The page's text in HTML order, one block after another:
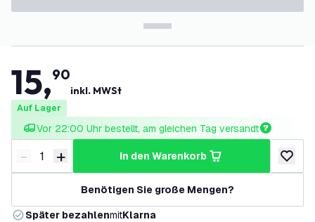
15,90
inkl. MWSt
Auf Lager
Vor 22:00 Uhr bestellt, am gleichen Tag versandt
Menge verringern
- Menge erhöhen
+ in den Warenkorb
zur
Benötigen Sie große Mengen?
Später bezahlenmitKlarna